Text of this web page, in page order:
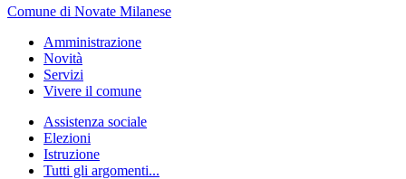
Comune di Novate Milanese
Amministrazione
Novità
Servizi
Vivere il comune
Assistenza sociale
Elezioni
Istruzione
Tutti gli argomenti...